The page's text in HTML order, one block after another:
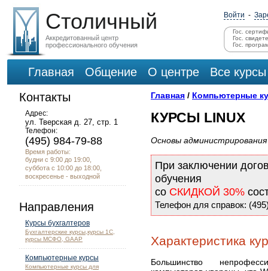
Столичный
Аккредитованный центр
профессионального обучения
Войти -
Гос.
Гос.
Гос.
Главная Общение О центре
Все курсы
Контакты
Адрес:
ул. Тверская д. 27, стр. 1
Телефон:
(495) 984-79-88
Время работы:
будни с 9:00 до 19:00,
суббота с 10:00 до 18:00,
воскресенье - выходной
Направления
Курсы бухгалтеров
Бухгалтерские курсы,курсы 1С,
курсы МСФО, GAAP
Компьютерные курсы
Компьютерные курсы для
Главная / Компьютерные
КУРСЫ LINUX
Основы
При заключении
обучения
со СКИДКОЙ 30%
Телефон для справок:
Характеристика
Большинство